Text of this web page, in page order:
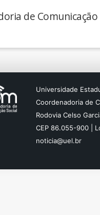
de Comunicação
Universidade
Coordenadoria de
Rodovia Celso
CEP 86.055-900 |
noticia@uel.br